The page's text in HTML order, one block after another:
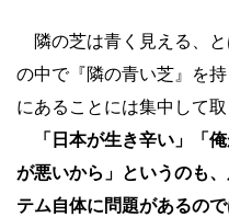
隣の芝は青く見える、
の中で『隣の青い芝』を
にあることには集中して取
「日本が生き辛い」「
が悪いから」というのも
テム自体に問題があるの